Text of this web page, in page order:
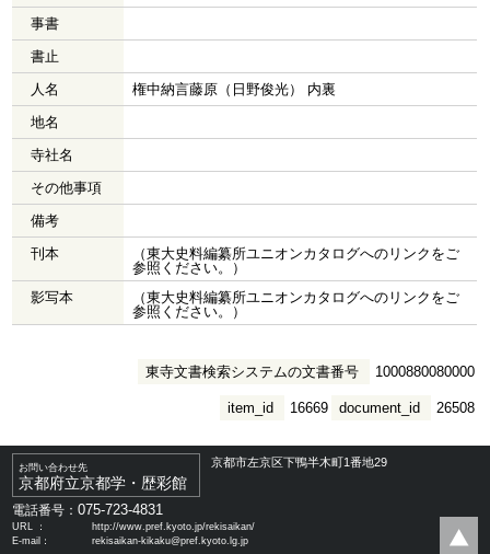
事書
書止
人名
権中納言藤原（日野俊光） 内裏
地名
寺社名
その他事項
備考
刊本
（東大史料編纂所ユニオンカタログへのリンクをご
参照ください。）
影写本
（東大史料編纂所ユニオンカタログへのリンクをご
参照ください。）
東寺文書検索システムの文書番号 1000880080000
document_id 26508
item_id 16669
お問い合わせ先
京都府立京都学・歴彩館
京都市左京区下鴨半木町1番地29
電話番号：075-723-4831
URL ：
http://www.pref.kyoto.jp/rekisaikan/
E-mail：
rekisaikan-kikaku@pref.kyoto.lg.jp